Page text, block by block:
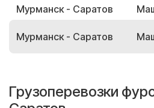
Мурманск - Саратов
Мурманск - Саратов
Грузоперевозки